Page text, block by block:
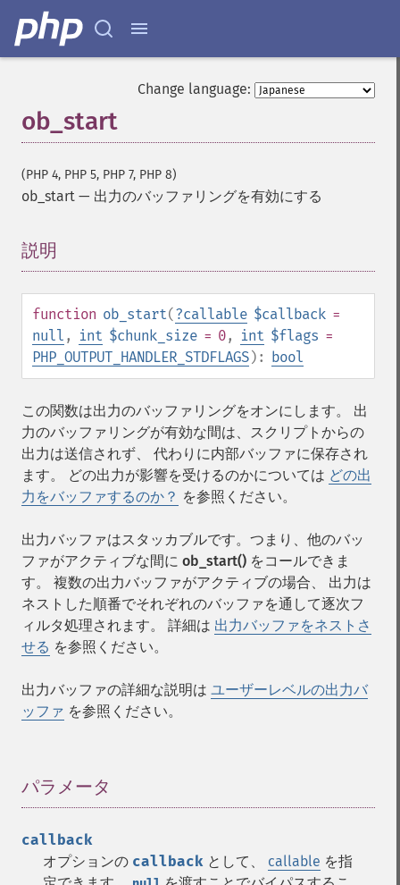
Change language:
ob_start
(PHP 4, PHP 5, PHP 7, PHP 8)
ob_start — 出力のバッファリングを有効にする
説明
function ob_start(?callable $callback =
null , int $chunk_size = 0, int $flags =
PHP_OUTPUT_HANDLER_STDFLAGS): bool
この関数は出力のバッファリングをオンにします。 出
力のバッファリングが有効な間は、スクリプトからの
出力は送信されず、 代わりに内部バッファに保存され
ます。 どの出力が影響を受けるのかについては どの出
力をバッファするのか？ を参照ください。
出力バッファはスタッカブルです。つまり、他のバッ
ファがアクティブな間に ob_start() をコールできま
す。 複数の出力バッファがアクティブの場合、 出力は
ネストした順番でそれぞれのバッファを通して逐次フ
ィルタ処理されます。 詳細は 出力バッファをネストさ
せる を参照ください。
出力バッファの詳細な説明は ユーザーレベルの出力バ
ッファ を参照ください。
パラメータ
callback
オプションの callback として、 callable を指